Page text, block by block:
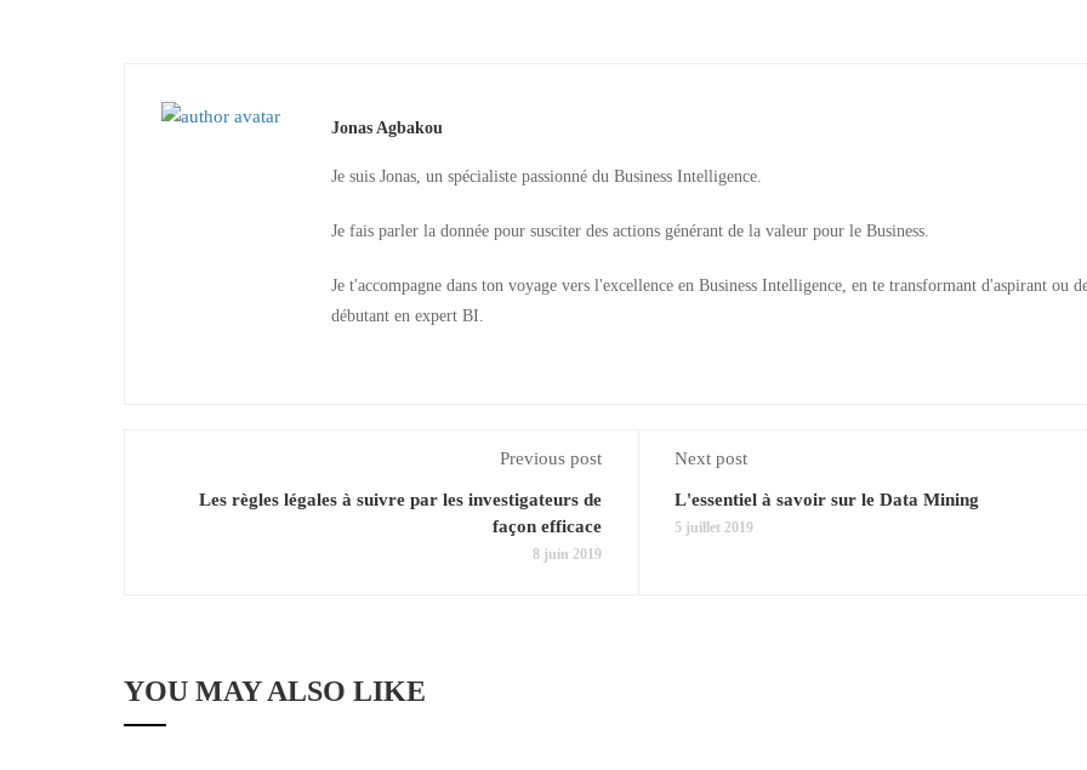
Jonas Agbakou
Je suis Jonas, un spécialiste passionné du Business Intelligence.
Je fais parler la donnée pour susciter des actions générant de la valeur pour le Business.
Je t'accompagne dans ton voyage vers l'excellence en Business Intelligence, en te transformant d'aspirant ou
débutant en expert BI.
Previous post
Les règles légales à suivre par les investigateurs de
façon efficace
8 juin 2019
Next post
L'essentiel à savoir sur le Data Mining
5 juillet 2019
YOU MAY ALSO LIKE